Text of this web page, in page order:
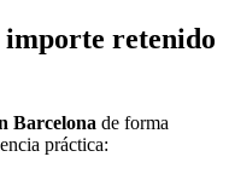
importe retenido
Barcelona de forma
práctica: